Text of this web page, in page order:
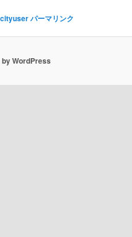
パーマリンク
WordPress